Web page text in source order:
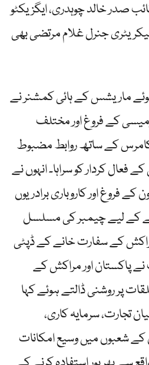
صدر خالد چوہدری، ایگزیکٹو
جنرل غلام مرتضی بھی
ماریشس کے ہائی کمشنر نے
کے فروغ اور مختلف
کے ساتھ روابط مضبوط
فعال کردار کو سراہا۔ انہوں نے
کے فروغ اور کاروباری برادریوں
کے لیے چیمبر کی مسلسل
کے سفارت خانے کے ڈپٹی
پاکستان اور مراکش کے
پر روشنی ڈالتے ہوئے کہا
تجارت، سرمایہ کاری،
کے شعبوں میں وسیع امکانات